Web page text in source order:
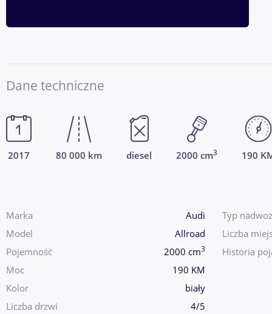
Dane techniczne
2017 80 000 km diesel 2000 cm3 190
Marka
Audi
Model
Allroad
Pojemność
2000 cm3
Moc
190 KM
Kolor
biały
Liczba drzwi
4/5
Typ
Liczba
Historia